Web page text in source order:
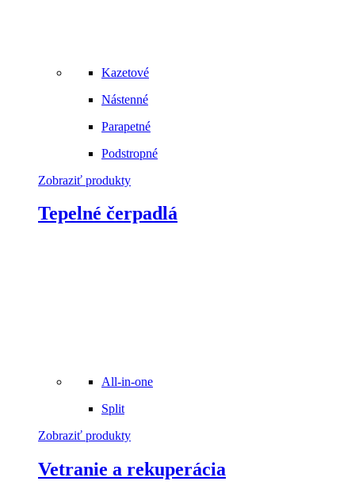
Kazetové
Nástenné
Parapetné
Podstropné
Zobraziť produkty
Tepelné čerpadlá
All-in-one
Split
Zobraziť produkty
Vetranie a rekuperácia